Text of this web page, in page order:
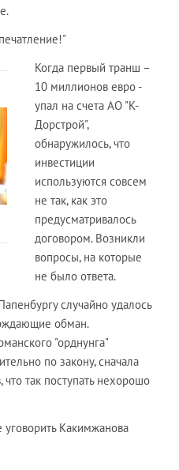
Когда первый транш –
10 миллионов евро -
упал на счета АО "К-
Дорстрой",
обнаружилось, что
инвестиции
используются совсем
не так, как это
предусматривалось
договором. Возникли
вопросы, на которые
не было ответа.
случайно удалось
обман.
"орднунга"
по закону, сначала
так поступать нехорошо
Какимжанова